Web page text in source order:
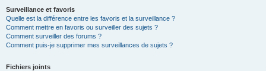
Surveillance et favoris
Quelle est la différence entre les favoris et la surveillance ?
Comment mettre en favoris ou surveiller des sujets ?
Comment surveiller des forums ?
Comment puis-je supprimer mes surveillances de sujets ?
Fichiers joints